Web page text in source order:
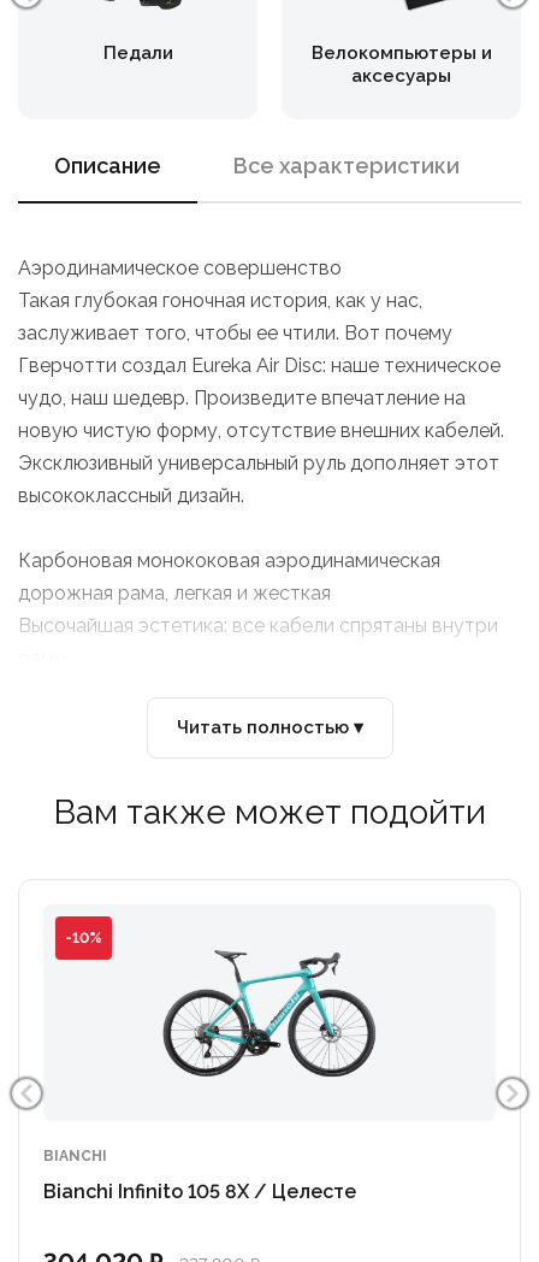
Педали
Велокомпьютеры и
аксесуары
Описание Все характеристики
Аэродинамическое совершенство
Такая глубокая гоночная история, как у нас,
заслуживает того, чтобы ее чтили. Вот почему
Гверчотти создал Eureka Air Disc: наше техническое
чудо, наш шедевр. Произведите впечатление на
новую чистую форму, отсутствие внешних кабелей.
Эксклюзивный универсальный руль дополняет этот
высококлассный дизайн.
Карбоновая монококовая аэродинамическая
дорожная рама, легкая и жесткая
Высочайшая эстетика: все кабели спрятаны внутри
интегрированная с рамой
Тормозная система нового поколения с дисковыми
Сквозная ось придает велосипеду жесткость
Читать полностью ▾
Вам также может подойти
-10%
BIANCHI
Bianchi Infinito 105 8X / Целесте